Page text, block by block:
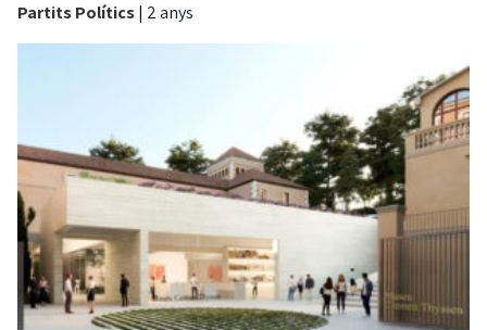
Partits Polítics| 2 anys